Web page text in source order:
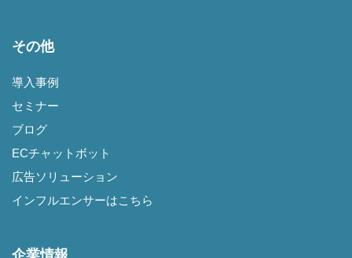
その他
導入事例
セミナー
ブログ
ECチャットボット
広告ソリューション
インフルエンサーはこちら